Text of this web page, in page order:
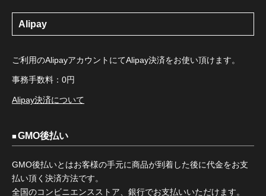
Alipay
ご利用のAlipayアカウントにてAlipay決済をお使い頂けます。
事務手数料：0円
Alipay決済について
GMO後払い
GMO後払いとはお客様の手元に商品が到着した後に代金をお支
払い頂く決済方法です。
全国のコンビニエンスストア、銀行でお支払いいただけます。